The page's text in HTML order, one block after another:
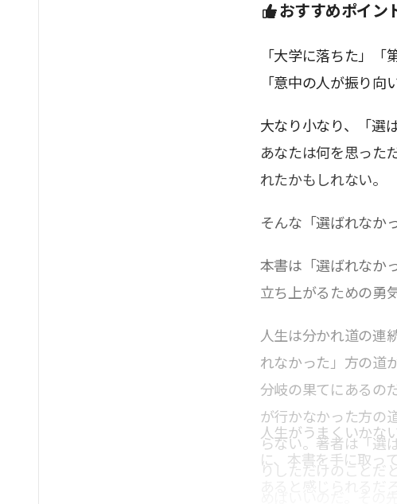
おすすめポイン
「大学に落ちた」「
「意中の人が振り向
大なり小なり、「選
あなたは何を思った
れたかもしれない。
そんな「選ばれなか
本書は「選ばれなか
立ち上がるための勇
人生は分かれ道の連
れなかった」方の道
分岐の果てにあるの
が行かなかった方の
らない。著者は「選
りしただけのことだ
人生がうまくいかな
に、本書を手に取っ